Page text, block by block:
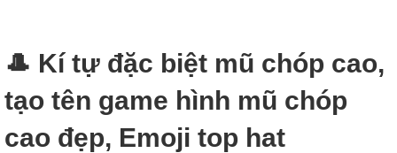
🎩 Kí tự đặc biệt mũ chóp cao,
tạo tên game hình mũ chóp
cao đẹp, Emoji top hat